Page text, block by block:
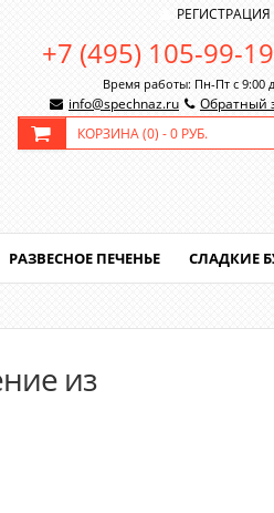
РЕГИСТРАЦИЯ
+7 (495) 105-99-19
Время работы: Пн-Пт с 9:00
info@spechnaz.ru
Обратный
КОРЗИНА (0) -0 РУБ.
РАЗВЕСНОЕ ПЕЧЕНЬЕ СЛАДКИЕ
из